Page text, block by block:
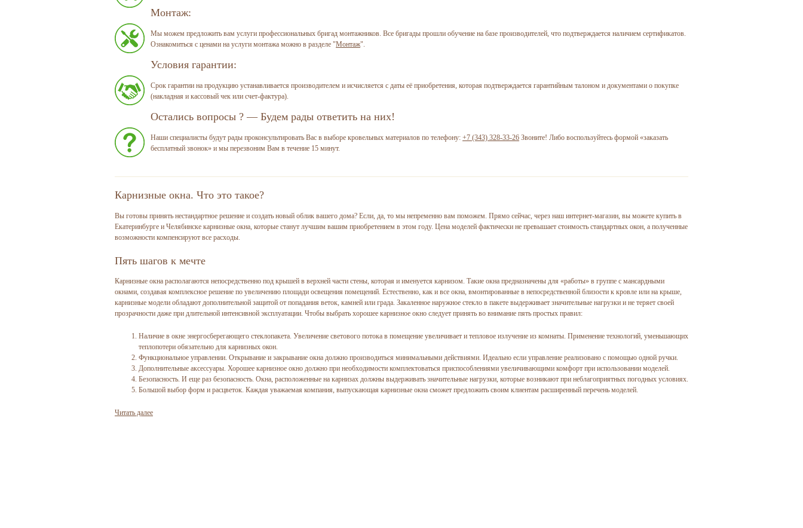
Монтаж:
Мы можем предложить вам услуги профессиональных бригад монтажников. Все бригады прошли обучение на базе производителей, что подтверждается наличием сертификатов.
Ознакомиться с ценами на услуги монтажа можно в разделе "Монтаж".
Условия гарантии:
Срок гарантии на продукцию устанавливается производителем и исчисляется с даты её приобретения, которая подтверждается гарантийным талоном и документами о покупке
(накладная и кассовый чек или счет-фактура).
Остались вопросы ? — Будем рады ответить на них!
Наши специалисты будут рады проконсультировать Вас в выборе кровельных материалов по телефону: +7 (343) 328-33-26 Звоните! Либо воспользуйтесь формой «заказать
бесплатный звонок» и мы перезвоним Вам в течение 15 минут.
Карнизные окна. Что это такое?
Вы готовы принять нестандартное решение и создать новый облик вашего дома? Если, да, то мы непременно вам поможем. Прямо сейчас, через наш интернет-магазин, вы можете купить в
Екатеринбурге и Челябинске карнизные окна, которые станут лучшим вашим приобретением в этом году. Цена моделей фактически не превышает стоимость стандартных окон, а полученные
возможности компенсируют все расходы.
Пять шагов к мечте
Карнизные окна располагаются непосредственно под крышей в верхней части стены, которая и именуется карнизом. Такие окна предназначены для «работы» в группе с мансардными
окнами, создавая комплексное решение по увеличению площади освещения помещений. Естественно, как и все окна, вмонтированные в непосредственной близости к кровле или на крыше,
карнизные модели обладают дополнительной защитой от попадания веток, камней или града. Закаленное наружное стекло в пакете выдерживает значительные нагрузки и не теряет своей
прозрачности даже при длительной интенсивной эксплуатации. Чтобы выбрать хорошее карнизное окно следует принять во внимание пять простых правил:
Наличие в окне энергосберегающего стеклопакета. Увеличение светового потока в помещение увеличивает и тепловое излучение из комнаты. Применение технологий, уменьшающих
теплопотери обязательно для карнизных окон.
Функциональное управлении. Открывание и закрывание окна должно производиться минимальными действиями. Идеально если управление реализовано с помощью одной ручки.
Дополнительные аксессуары. Хорошее карнизное окно должно при необходимости комплектоваться приспособлениями увеличивающими комфорт при использовании моделей.
Безопасность. И еще раз безопасность. Окна, расположенные на карнизах должны выдерживать значительные нагрузки, которые возникают при неблагоприятных погодных условиях.
Большой выбор форм и расцветок. Каждая уважаемая компания, выпускающая карнизные окна сможет предложить своим клиентам расширенный перечень моделей.
Читать далее